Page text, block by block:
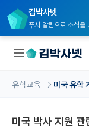
김박사넷
푸시 알림으로 소식을
국내대학원 정보
유학교육 미국 유학
미국 박사 지원